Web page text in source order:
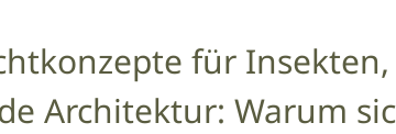
für
Architektur: Warum